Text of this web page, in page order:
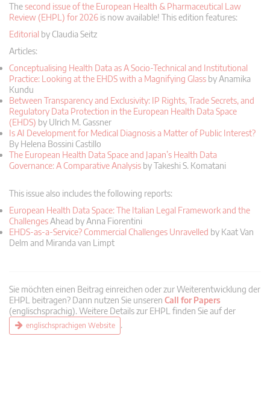
Thesecond issue of the European Health & Pharmaceutical Law
Review (EHPL) for 2026 is now available! This edition features:
Editorial by Claudia Seitz
Articles:
Conceptualising Health Data as A Socio-Technical and Institutional
Practice: Looking at the EHDS with a Magnifying Glass by Anamika
Kundu
Between Transparency and Exclusivity: IP Rights, Trade Secrets, and
Regulatory Data Protection in the European Health Data Space
(EHDS) by Ulrich M. Gassner
Is AI Development for Medical Diagnosis a Matter of Public Interest?
By Helena Bossini Castillo
The European Health Data Space and Japan’s Health Data
Governance: A Comparative Analysis by Takeshi S. Komatani
This issue also includes the following reports:
European Health Data Space: The Italian Legal Framework and the
ChallengesAhead by Anna Fiorentini
EHDS-as-a-Service? Commercial Challenges Unravelled by Kaat Van
Delm and Miranda van Limpt
Sie möchten einen Beitrag einreichen oder zur Weiterentwicklung der
EHPL beitragen? Dann nutzen Sie unseren Call for Papers
(englischsprachig). Weitere Details zur EHPL finden Sie auf der
englischsprachigen Website .